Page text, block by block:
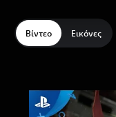
Βίντεο Εικόνες